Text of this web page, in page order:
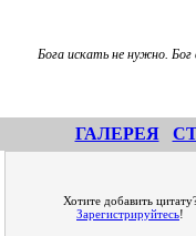
Бога искать не нужно. Бог
ГАЛЕРЕЯ
Хотите добавить
Зарегистрируйтесь!